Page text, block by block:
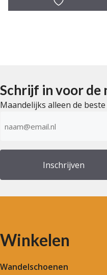
5
Schrijf in voor de
Maandelijks alleen de
mailadres
Winkelen
Wandelschoenen